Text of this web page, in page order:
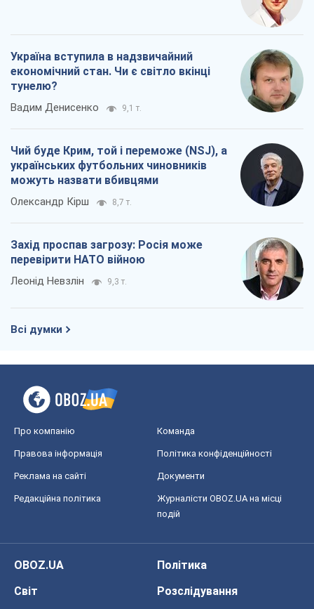
Україна вступила в надзвичайний
економічний стан. Чи є світло вкінці
тунелю?
Вадим Денисенко 9,1 т.
Чий буде Крим, той і переможе (NSJ), а
українських футбольних чиновників
можуть назвати вбивцями
Олександр Кірш 8,7 т.
Захід проспав загрозу: Росія може
перевірити НАТО війною
Леонід Невзлін 9,3 т.
Всі думки
Про компанію Команда
Правова інформація Політика конфіденційності
Реклама на сайті Документи
Редакційна політика
Журналісти OBOZ.UA на місці
подій
OBOZ.UA
Політика
Світ
Розслідування